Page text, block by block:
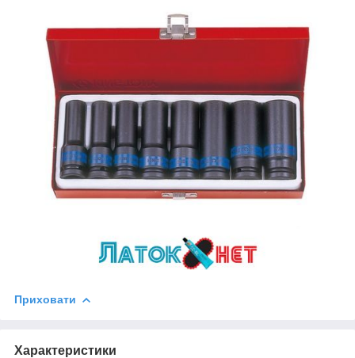
Приховати
Характеристики